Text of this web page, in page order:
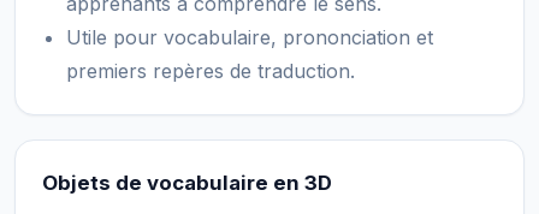
Utile pour vocabulaire, prononciation et
premiers repères de traduction.
Objets de vocabulaire en 3D